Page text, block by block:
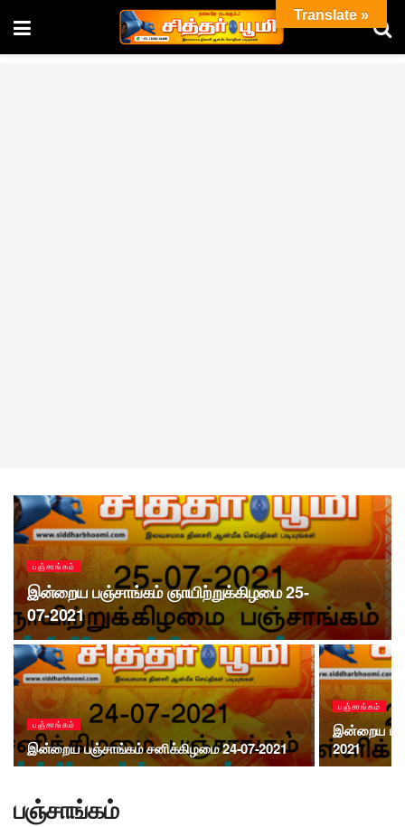
பஞ்சாங்கம்
இன்றைய பஞ்சாங்கம் ஞாயிற்றுக்கிழமை 25-
07-2021
பஞ்சாங்கம்
இன்றைய பஞ்சாங்கம் சனிக்கிழமை 24-07-2021
பஞ்சாங்கம்
இன்றைய
2021
பஞ்சாங்கம்
Translate »